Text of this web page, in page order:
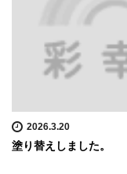
2026.3.20
塗り替えしました。